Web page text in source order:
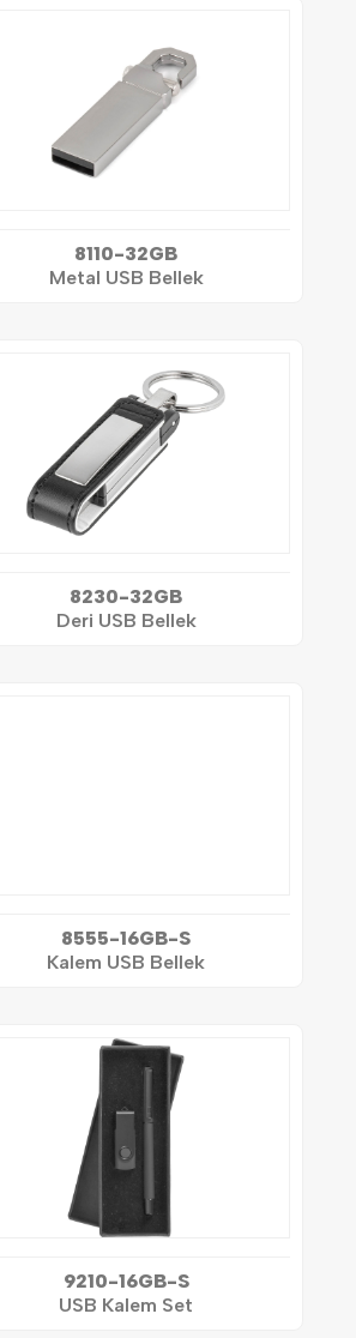
8110-32GB
Metal USB Bellek
8230-32GB
Deri USB Bellek
8555-16GB-S
Kalem USB Bellek
9210-16GB-S
USB Kalem Set